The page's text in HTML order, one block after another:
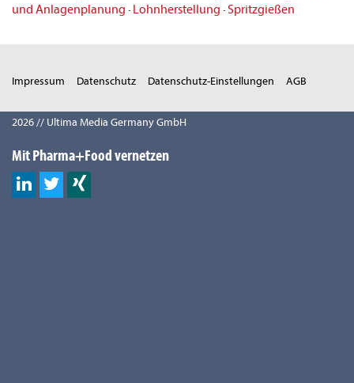
und Anlagenplanung · Lohnherstellung · Spritzgießen
Impressum Datenschutz Datenschutz-Einstellungen AGB
2026 // Ultima Media Germany GmbH
Mit Pharma+Food vernetzen